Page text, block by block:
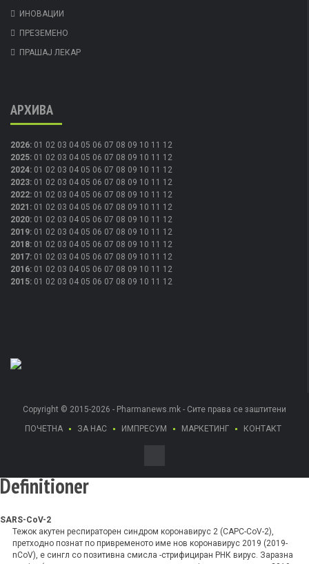
ИНОВАЦИИ
ПРЕЗЕМЕНО
ПРАШАЈ ЛЕКАР
АРХИВА
2026: 01 02 03 04 05 06 07 08 09 10 11 12
2025: 01 02 03 04 05 06 07 08 09 10 11 12
2024: 01 02 03 04 05 06 07 08 09 10 11 12
2023: 01 02 03 04 05 06 07 08 09 10 11 12
2022: 01 02 03 04 05 06 07 08 09 10 11 12
2021 : 01 02 03 04 05 06 07 08 09 10 11 12
2020: 01 02 03 04 05 06 07 08 09 10 11 12
2019: 01 02 03 04 05 06 07 08 09 10 11 12
2018: 01 02 03 04 05 06 07 08 09 10 11 12
2017: 01 02 03 04 05 06 07 08 09 10 11 12
2016: 01 02 03 04 05 06 07 08 09 10 11 12
2015: 01 02 03 04 05 06 07 08 09 10 11 12
Copyright © 2015-2026 - Pharmanews.mk - Сите права се заштитени
ПОЧЕТНА
ЗА НАС ИМПРЕСУМ МАРКЕТИНГ КОНТАКТ
Definitioner
SARS-CoV-2
Тежок акутен респираторен синдром коронавирус 2 (САРС-CoV-2),
претходно познат по привременото име нов коронавирус 2019 (2019-
nCoV), е сингл со позитивна смисла -стрифициран РНК вирус. Заразна